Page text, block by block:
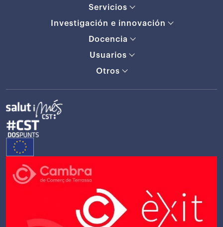
Servicios
Investigación e innovación
Docencia
Usuarios
Otros